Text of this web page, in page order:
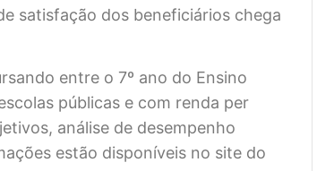
satisfação dos beneficiários chega
entre o 7º ano do Ensino
públicas e com renda per
análise de desempenho
estão disponíveis no site do